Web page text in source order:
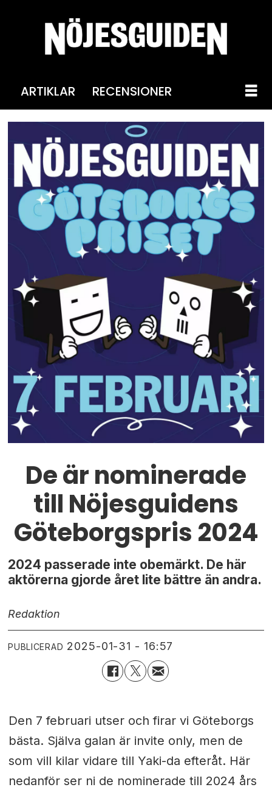
ARTIKLAR RECENSIONER
De är nominerade
till Nöjesguidens
Göteborgspris 2024
2024 passerade inte obemärkt. De här
aktörerna gjorde året lite bättre än andra.
Redaktion
PUBLICERAD 2025-01-31 - 16:57
Den 7 februari utser och firar vi Göteborgs
bästa. Själva galan är invite only, men de
som vill kilar vidare till Yaki-da efteråt. Här
nedanför ser ni de nominerade till 2024 års